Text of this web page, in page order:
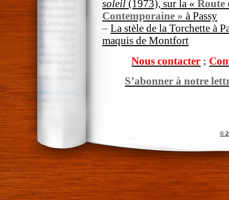
soleil (1973), sur la « Route
Contemporaine » à Passy
– La stèle de la Torchette à
maquis de Montfort
Nous contacter ;
S’abonner à notre
©